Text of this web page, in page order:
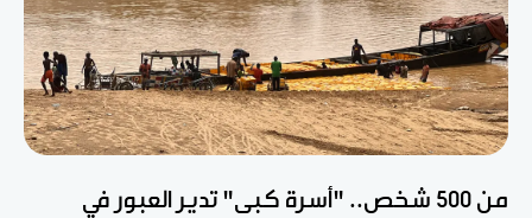
من 500 شخص.. "أسرة كبى" تدير العبور في